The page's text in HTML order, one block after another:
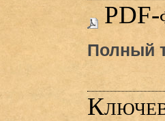
PDF-
Полный